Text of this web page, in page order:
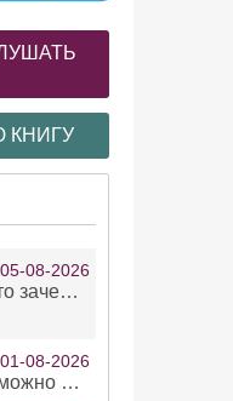
КНИГУ
05-08-2026
Ужасно читает. Ну зевать то зачем. Уже не говорю, что ударения ставит, как хочет.
01-08-2026
Ужас, а не озвучка! Невозможно вникать в смысл текста из за кривляний чтеца